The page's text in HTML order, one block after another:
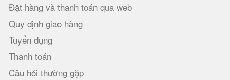
Đặt hàng và thanh toán qua web
Quy định giao hàng
Tuyển dụng
Thanh toán
Câu hỏi thường gặp